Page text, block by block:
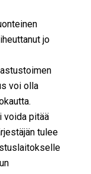
jo
voi olla
voida pitää
tulee